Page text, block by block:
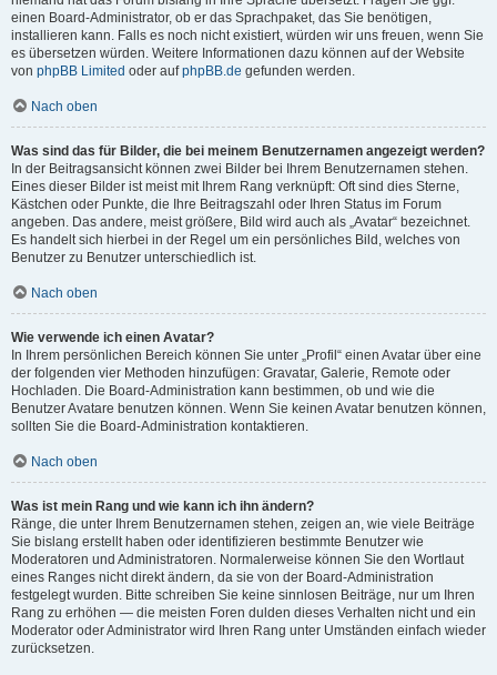
einen Board-Administrator, ob er das Sprachpaket, das Sie benötigen,
installieren kann. Falls es noch nicht existiert, würden wir uns freuen, wenn Sie
es übersetzen würden. Weitere Informationen dazu können auf der Website
von phpBB Limited oder aufphpBB.de gefunden werden.
Nach oben
Was sind das für Bilder, die bei meinem Benutzernamen angezeigt werden?
In der Beitragsansicht können zwei Bilder bei Ihrem Benutzernamen stehen.
Eines dieser Bilder ist meist mit Ihrem Rang verknüpft: Oft sind dies Sterne,
Kästchen oder Punkte, die Ihre Beitragszahl oder Ihren Status im Forum
angeben. Das andere, meist größere, Bild wird auch als „Avatar“ bezeichnet.
Es handelt sich hierbei in der Regel um ein persönliches Bild, welches von
Benutzer zu Benutzer unterschiedlich ist.
Nach oben
Wie verwende ich einen Avatar?
In Ihrem persönlichen Bereich können Sie unter „Profil“ einen Avatar über eine
der folgenden vier Methoden hinzufügen: Gravatar, Galerie, Remote oder
Hochladen. Die Board-Administration kann bestimmen, ob und wie die
Benutzer Avatare benutzen können. Wenn Sie keinen Avatar benutzen können,
sollten Sie die Board-Administration kontaktieren.
Nach oben
Was ist mein Rang und wie kann ich ihn ändern?
Ränge, die unter Ihrem Benutzernamen stehen, zeigen an, wie viele Beiträge
Sie bislang erstellt haben oder identifizieren bestimmte Benutzer wie
Moderatoren und Administratoren. Normalerweise können Sie den Wortlaut
eines Ranges nicht direkt ändern, da sie von der Board-Administration
festgelegt wurden. Bitte schreiben Sie keine sinnlosen Beiträge, nur um Ihren
Rang zu erhöhen — die meisten Foren dulden dieses Verhalten nicht und ein
Moderator oder Administrator wird Ihren Rang unter Umständen einfach wieder
zurücksetzen.